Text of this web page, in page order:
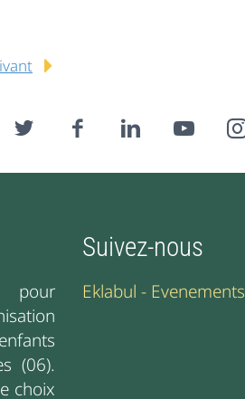
pour
(06).
choix
Suivez-nous
Eklabul - Evenements